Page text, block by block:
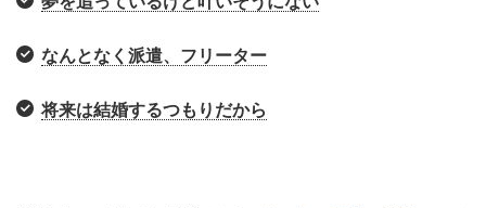
なんとなく派遣、フリーター
将来は結婚するつもりだから